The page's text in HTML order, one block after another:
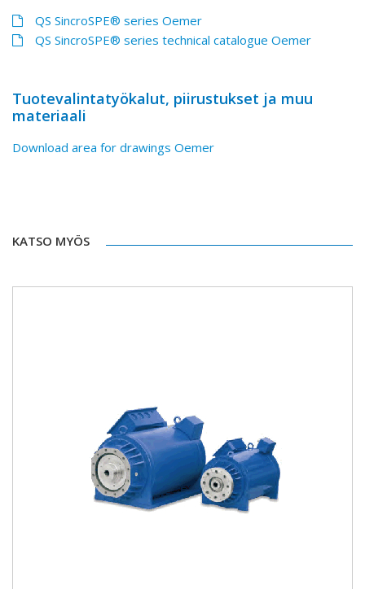
QS SincroSPE® series Oemer
QS SincroSPE® series technical catalogue Oemer
Tuotevalintatyökalut, piirustukset ja muu
materiaali
Download area for drawings Oemer
KATSO MYÖS